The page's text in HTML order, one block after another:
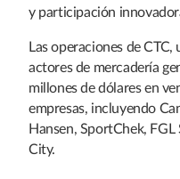
y participación
Las operaciones de
actores de mercadería
millones de dólares en
empresas, incluyendo
Hansen, SportChek,
City.